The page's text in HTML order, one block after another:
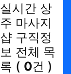
실시간 상
주 마사지
샵 구직정
보 전체 목
록 ( 0건 )